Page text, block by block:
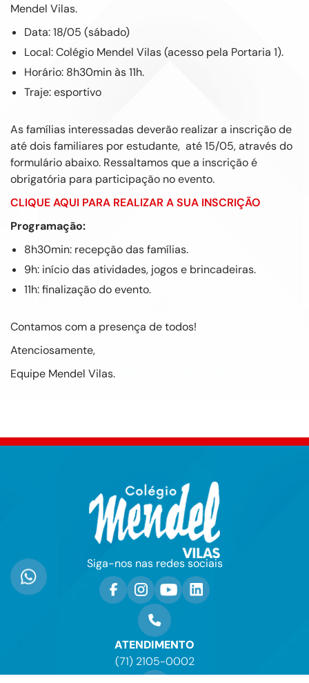
Mendel Vilas.
Data: 18/05 (sábado)
Local: Colégio Mendel Vilas (acesso pela Portaria 1).
Horário: 8h30min às 11h.
Traje: esportivo
As famílias interessadas deverão realizar a inscrição de
até dois familiares por estudante, até 15/05, através do
formulário abaixo. Ressaltamos que a inscrição é
obrigatória para participação no evento.
CLIQUE AQUI PARA REALIZAR A SUA INSCRIÇÃO
Programação:
8h30min: recepção das famílias.
9h: início das atividades, jogos e brincadeiras.
11h: finalização do evento.
Contamos com a presença de todos!
Atenciosamente,
Equipe Mendel Vilas.
ATENDIMENTO
(71) 2105-0002
Siga-nos nas redes sociais